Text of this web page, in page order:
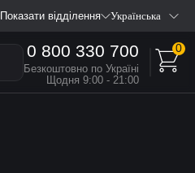
Показати відділення Українська
0 800 330 700
Безкоштовно по Україні
Щодня 9:00 - 21:00
0